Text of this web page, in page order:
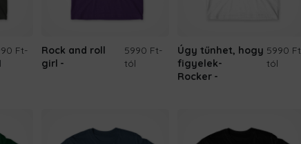
Ft-
Rock and roll
girl
5990 Ft-
tól
Úgy tűnhet, hogy
figyelek-
Rocker
5990 Ft
tól